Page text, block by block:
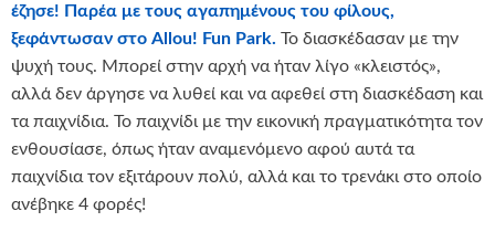
έζησε! Παρέα με τους αγαπημένους του φίλους,
ξεφάντωσαν στο Allou! Fun Park. Το διασκέδασαν με την
ψυχή τους. Μπορεί στην αρχή να ήταν λίγο «κλειστός»,
αλλά δεν άργησε να λυθεί και να αφεθεί στη διασκέδαση και
τα παιχνίδια. Το παιχνίδι με την εικονική πραγματικότητα τον
ενθουσίασε, όπως ήταν αναμενόμενο αφού αυτά τα
παιχνίδια τον εξιτάρουν πολύ, αλλά και το τρενάκι στο οποίο
ανέβηκε 4 φορές!